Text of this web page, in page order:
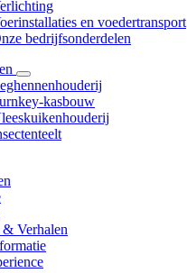
en voedertransport
bedrijfsonderdelen
kasbouw
Verhalen